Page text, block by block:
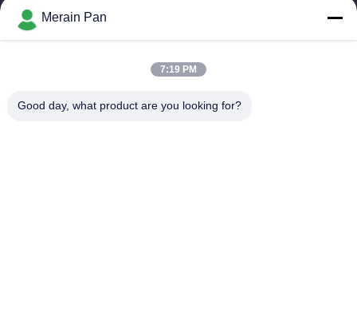
đầu về cung cấp thép khuôn nhựa, thép gia công nóng, thép
gia công nguội, thép kết cấu hợp kim
Liên Kết Nhanh
Các Sản Phẩm
Hướng Dẫn VR
Về Chúng Tôi
Merain Pan
7:19 PM
Good day, what product are you looking for?